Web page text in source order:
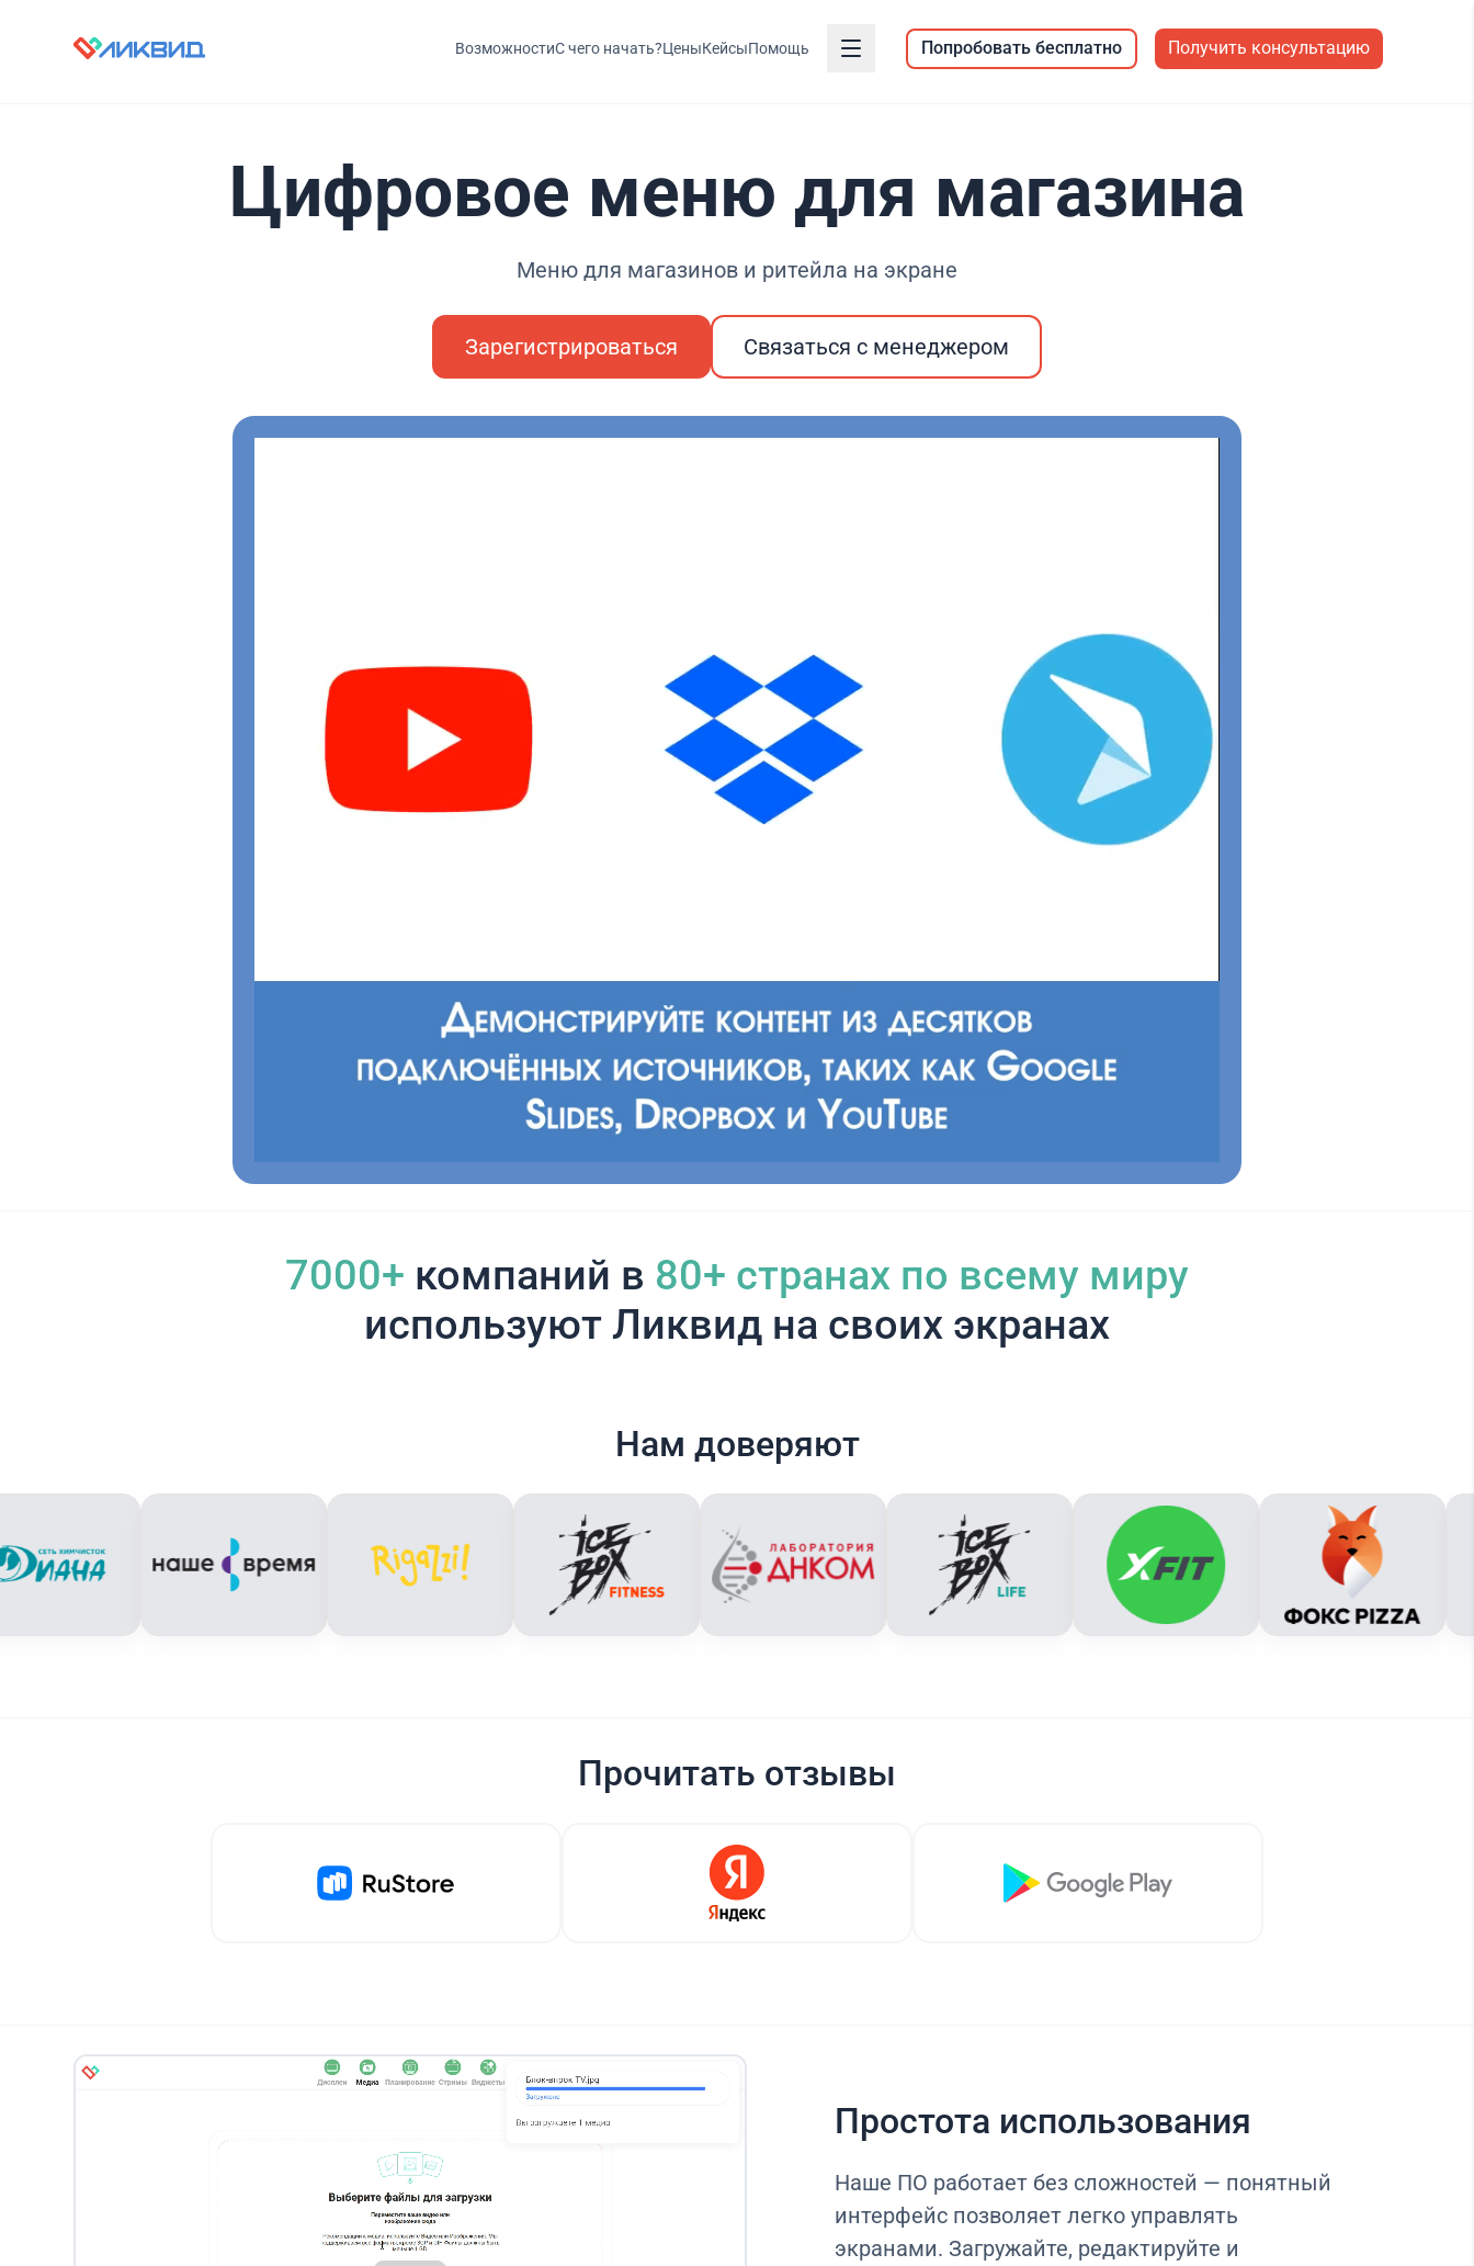
ВозможностиС чего начать?ЦеныКейсыПомощь Попробовать бесплатно Получить консультацию
Цифровое меню для магазина
Меню для магазинов и ритейла на экране
Зарегистрироваться Связаться с менеджером
7000+ компаний в 80+ cтранах по всему миру
используют Ликвид на своих экранах
Нам доверяют
Прочитать отзывы
Простота использования
Наше ПО работает без сложностей — понятный
интерфейс позволяет легко управлять
экранами. Загружайте, редактируйте и